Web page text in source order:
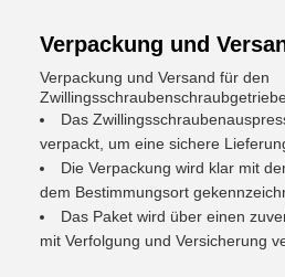
Verpackung und
Verpackung und Versand für den
Das
verpackt, um eine sichere
Die Verpackung wird klar mit
dem Bestimmungsort
Das Paket wird über einen
mit Verfolgung und Versicherung